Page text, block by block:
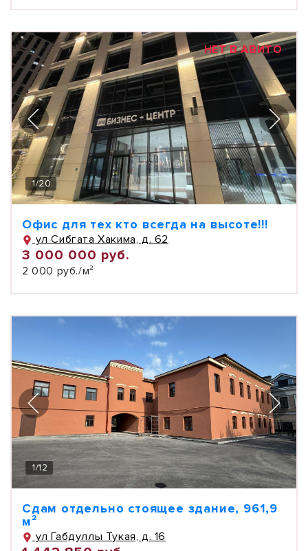
НЕТ В АВИТО
1/20
Офис для тех кто всегда на высоте!!!
ул Сибгата Хакима, д. 62
3 000 000 руб.
2 000 руб./м²
1/12
Сдам отдельно стоящее здание, 961,9
м²
ул Габдуллы Тукая, д. 16